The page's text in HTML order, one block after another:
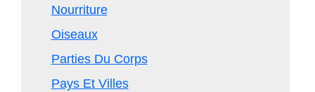
Nourriture
Oiseaux
Parties Du Corps
Pays Et Villes